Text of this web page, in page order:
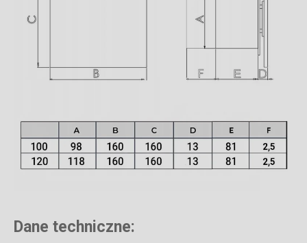
Dane techniczne: